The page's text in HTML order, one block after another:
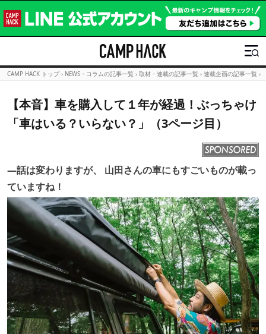
CAMP HACK トップ › NEWS・コラムの記事一覧 › 取材・連載の記事一覧 › 連載企画の記事一覧 ›
【本音】車を購入して１年が経過！ぶっちゃけ
「車はいる？いらない？」（3ページ目）
―話は変わりますが、 山田さんの車にもすごいものが載っ
ていますね！